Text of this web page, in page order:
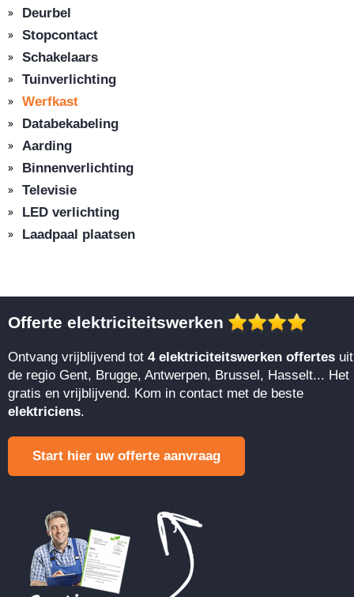
Deurbel
Stopcontact
Schakelaars
Tuinverlichting
Werfkast
Databekabeling
Aarding
Binnenverlichting
Televisie
LED verlichting
Laadpaal plaatsen
Offerte elektriciteitswerken
Ontvang vrijblijvend tot 4 elektriciteitswerken offertes uit
de regio Gent, Brugge, Antwerpen, Brussel, Hasselt... Het
gratis en vrijblijvend. Kom in contact met de beste
elektriciens.
Start hier uw offerte aanvraag